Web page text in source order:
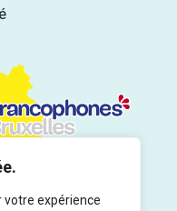
votre expérience